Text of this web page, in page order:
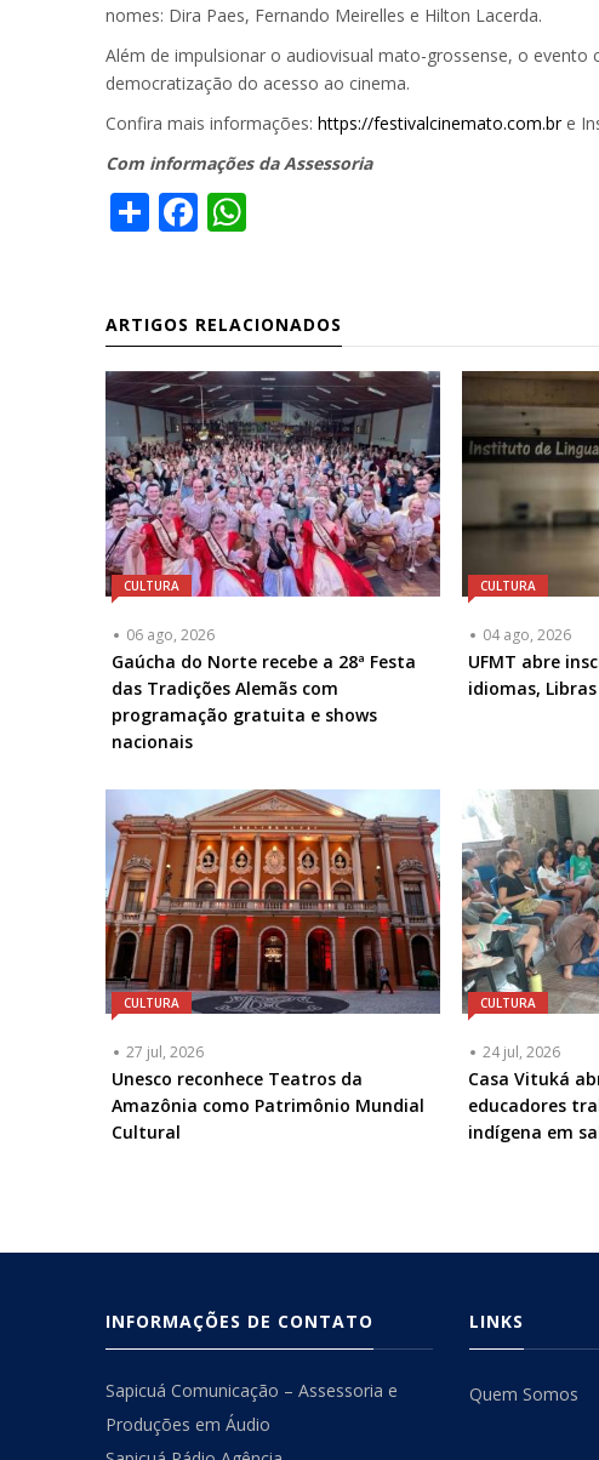
nomes: Dira Paes, Fernando Meirelles e Hilton Lacerda.
Além de impulsionar o audiovisual mato-grossense, o
democratização do acesso ao cinema.
Confira mais informações: https://festivalcinemato.com.bre
Com informações da Assessoria
ShareFacebook
ARTIGOS RELACIONADOS
CULTURA
06 ago, 2026
Gaúcha do Norte recebe a 28ª Festa
das Tradições Alemãs com
programação gratuita e shows
nacionais
CULTURA
04 ago, 2026
UFMT abre
idiomas,
CULTURA
27 jul, 2026
Unesco reconhece Teatros da
Amazônia como Patrimônio Mundial
Cultural
CULTURA
24 jul, 2026
Casa Vituká
educadores
indígena em
INFORMAÇÕES DE CONTATO
Sapicuá Comunicação – Assessoria e
Produções em Áudio
LINKS
Quem Somos